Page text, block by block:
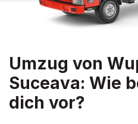
Umzug von
Suceava: Wie
dich vor?